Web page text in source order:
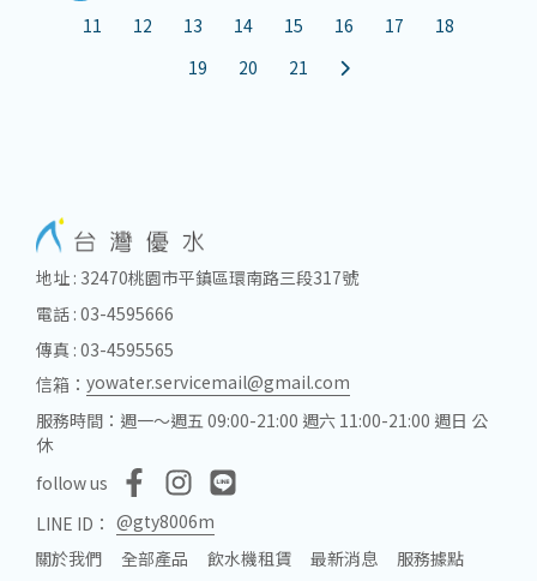
11
12 13 14 15 16 17
18
19
20 21
地址 : 32470桃園市平鎮區環南路三段317號
電話 : 03-4595666
傳真 : 03-4595565
信箱： yowater.servicemail@gmail.com
服務時間：週一～週五 09:00-21:00 週六 11:00-21:00 週日 公
休
follow us
LINE ID： @gty8006m
關於我們
全部產品 飲水機租賃 最新消息
服務據點